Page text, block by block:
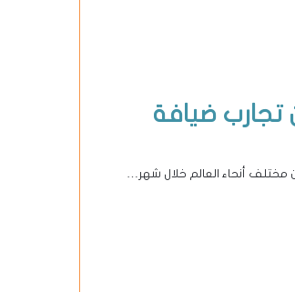
تجارب ضيافة
مختلف أنحاء العالم خلال شهر…